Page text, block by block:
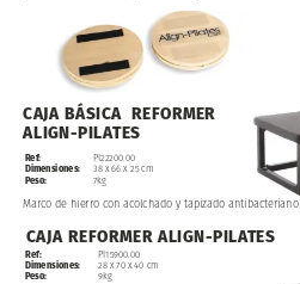
Ref:
Dimensiones:
Peso:
PI15900.00
28 x 70 x 40 cm
9kg
CAJA REFORMER ALIGN-PILATES
CAJA BÁSICA REFORMER
ALIGN-PILATES
Ref:
Dimensiones:
Peso:
PI22200.00
38 x 66 x 25 cm
7kg
Marco de hierro con acolchado y tapizado antibacteriano